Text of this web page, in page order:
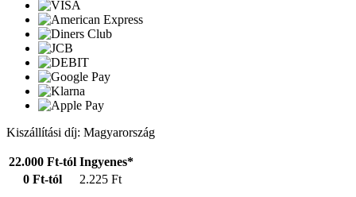
Kiszállítási díj: Magyarország
22.000 Ft-tól Ingyenes*
0 Ft-tól
2.225 Ft